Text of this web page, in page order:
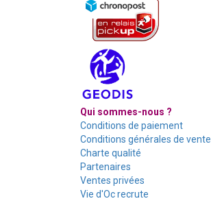
Qui sommes-nous ?
Conditions de paiement
Conditions générales de vente
Charte qualité
Partenaires
Ventes privées
Vie d'Oc recrute